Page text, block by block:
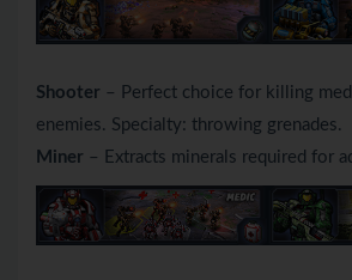
Shooter – Perfect choice for killing
enemies. Specialty: throwing grenades.
Miner – Extracts minerals required for